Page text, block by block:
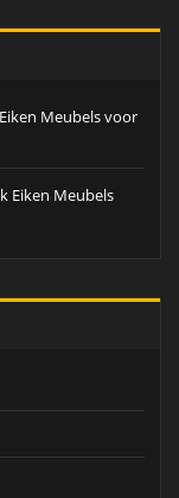
Meubels voor
Eiken Meubels